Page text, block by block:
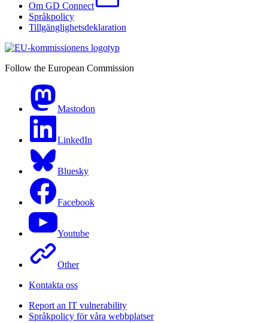
Om GD Connect
Språkpolicy
Tillgänglighetsdeklaration
Follow the European Commission
Mastodon
LinkedIn
Bluesky
Facebook
Youtube
Other
Kontakta oss
Report an IT vulnerability
Språkpolicy för våra webbplatser